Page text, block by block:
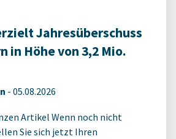
Jahresüberschuss
in Höhe von 3,2 Mio.
- 05.08.2026
Artikel Wenn noch nicht
Sie sich jetzt Ihren